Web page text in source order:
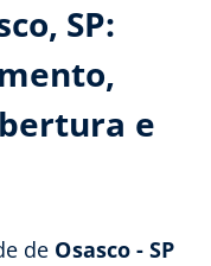
SP:
e
de Osasco - SP